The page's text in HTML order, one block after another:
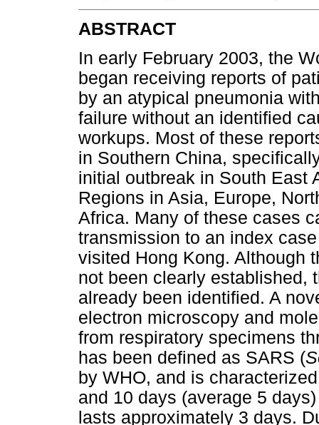
ABSTRACT
In early February 2003, the
began receiving reports of
by an atypical pneumonia
failure without an identified
workups. Most of these
in Southern China,
initial outbreak in South East
Regions in Asia, Europe,
Africa. Many of these cases
transmission to an index
visited Hong Kong. Although
not been clearly established,
already been identified. A
electron microscopy and
from respiratory specimens
has been defined as SARS (
by WHO, and is
and 10 days (average 5
lasts approximately 3 days.